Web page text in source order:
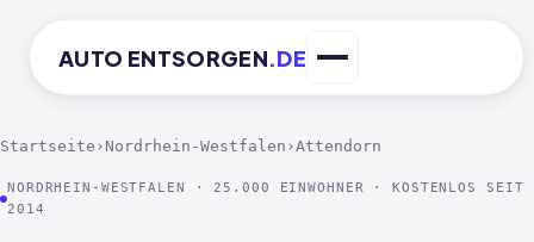
AUTO ENTSORGEN.DE
Startseite › Nordrhein-Westfalen ›Attendorn
NORDRHEIN-WESTFALEN · 25.000 EINWOHNER · KOSTENLOS SEIT
2014